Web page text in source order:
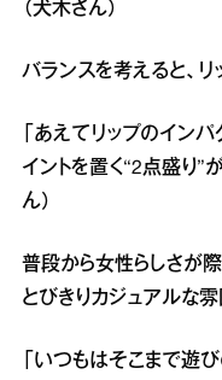
（犬木さん）
バランスを考えると、
「あえてリップのイン
イントを置く“2点盛り”
ん）
普段から女性らしさが
とびきりカジュアルな雰
「いつもはそこまで遊